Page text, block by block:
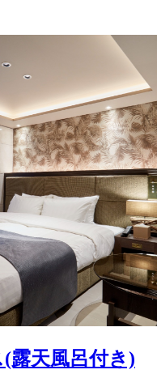
露天風呂付き)